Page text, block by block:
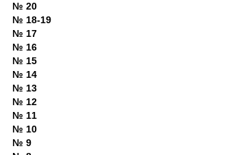
№ 20
№ 18-19
№ 17
№ 16
№ 15
№ 14
№ 13
№ 12
№ 11
№ 10
№ 9